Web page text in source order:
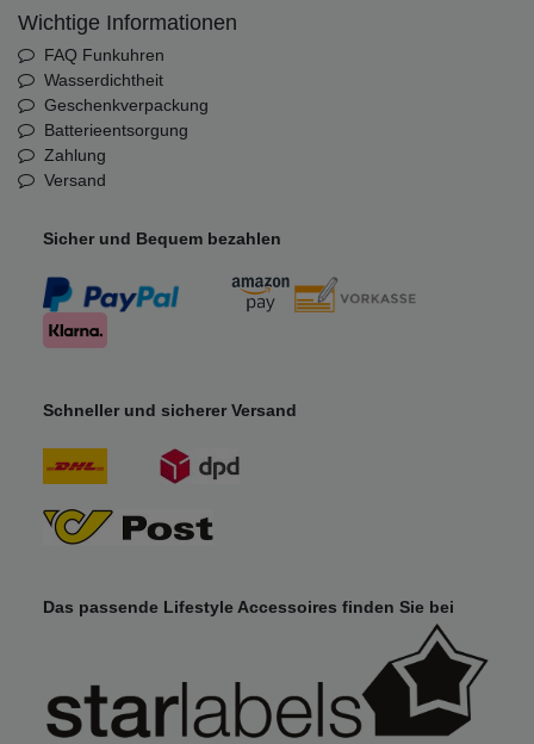
Wichtige Informationen
FAQ Funkuhren
Wasserdichtheit
Geschenkverpackung
Batterieentsorgung
Zahlung
Versand
Sicher und Bequem bezahlen
Schneller und sicherer Versand
Das passende Lifestyle Accessoires finden Sie bei